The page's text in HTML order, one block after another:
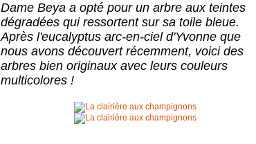
Dame Beya a opté pour un arbre aux teintes
dégradées qui ressortent sur sa toile bleue.
Après l'eucalyptus arc-en-ciel d'Yvonne que
nous avons découvert récemment, voici des
arbres bien originaux avec leurs couleurs
multicolores !